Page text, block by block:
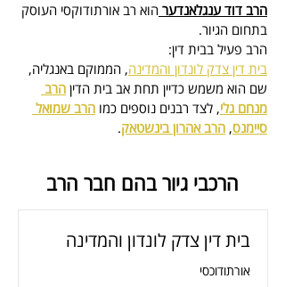
הרב דוד ענגלאנדער הוא רב אורתודוקסי העוסק
בתחום הגיור.
הרב פעיל בבית דין:
בית דין צדק לונדון והמדינה, הממוקם באנגליה,
שם הוא משמש כדיין תחת אב בית הדין הרב
מנחם גלי, לצד רבנים נוספים כמו הרב שמואל
סיימנס, הרב אהרון בינשטאק.
הרכבי גיור בהם חבר הרב
בית דין צדק לונדון והמדינה
אורתודוכסי